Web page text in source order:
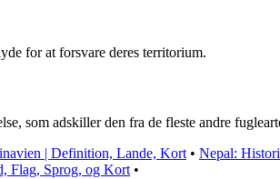
for at forsvare deres territorium.
som adskiller den fra de fleste andre
| Definition, Lande, Kort • Nepal:
Flag, Sprog, og Kort •